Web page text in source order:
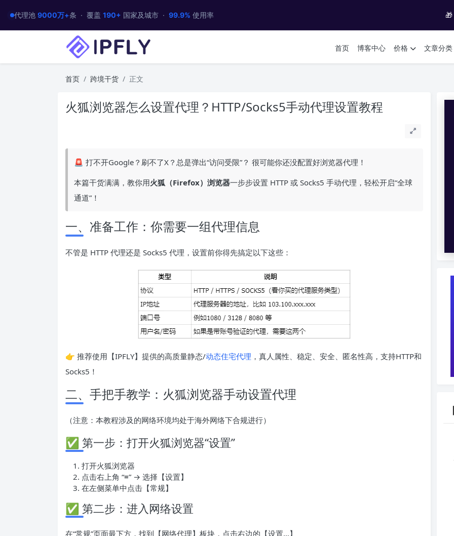
代理池 9000万+条 · 覆盖 190+ 国家及城市 · 99.9% 使用率 🎁
首页 博客中心 价格 文章分类
首页 跨境干货 正文
火狐浏览器怎么设置代理？HTTP/Socks5手动代理设置教程
🚨 打不开Google？刷不了X？总是弹出“访问受限”？ 很可能你还没配置好浏览器代理！
本篇干货满满，教你用火狐 （Firefox）浏览器一步步设置 HTTP 或 Socks5 手动代理，轻松开启“全球
通道”！
一、准备工作：你需要一组代理信息
不管是 HTTP 代理还是 Socks5 代理，设置前你得先搞定以下这些：
👉 推荐使用【IPFLY】提供的高质量静态/动态住宅代理 ，真人属性、稳定、安全、匿名性高，支持HTTP和
Socks5！
二、手把手教学：火狐浏览器手动设置代理
（注意：本教程涉及的网络环境均处于海外网络下合规进行）
✅ 第一步：打开火狐浏览器“设置”
打开火狐浏览器
点击右上角 “≡” → 选择【设置】
在左侧菜单中点击【常规】
✅ 第二步：进入网络设置
在“常规”页面最下方，找到【网络代理】板块，点击右边的【设置…】